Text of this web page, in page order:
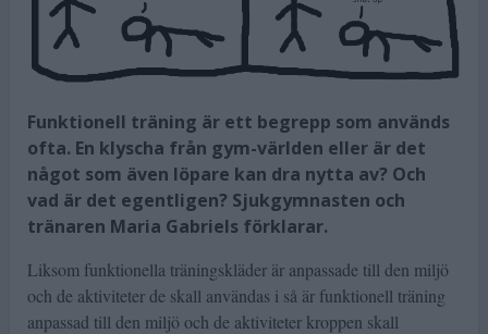
Funktionell träning är ett begrepp som används
ofta. En klyscha från gym-världen eller är det
något som även löpare kan dra nytta av? Och
vad är det egentligen? Sjukgymnasten och
tränaren Maria Gabriels förklarar.
Liksom funktionella träningskläder är anpassade till den miljö
och de aktiviteter de skall användas i så är funktionell träning
anpassad till den miljö och de aktiviteter kroppen skall